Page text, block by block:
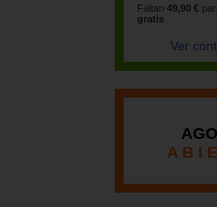
Faltan 49,90 €
gratis
Ver
A B I